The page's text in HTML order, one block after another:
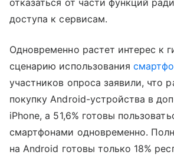
доступа к сервисам.
Одновременно растет интерес к
сценарию использования
участников опроса заявили, что
покупку Android-устройства в
iPhone, а 51,6% готовы
смартфонами одновременно.
на Android готовы только 18%